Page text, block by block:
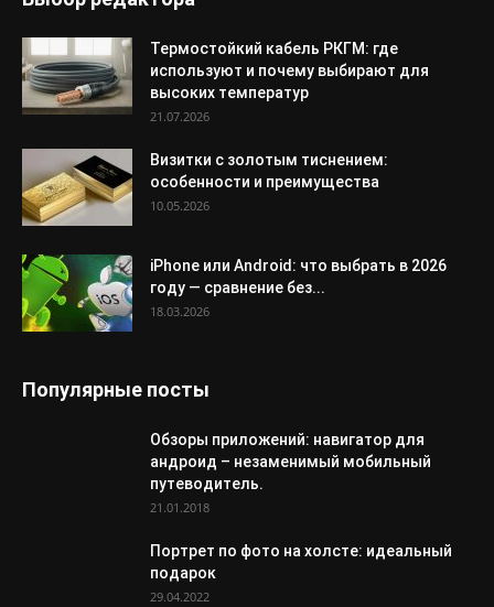
Термостойкий кабель РКГМ: где
используют и почему выбирают для
высоких температур
21.07.2026
Визитки с золотым тиснением:
особенности и преимущества
10.05.2026
iPhone или Android: что выбрать в 2026
году — сравнение без...
18.03.2026
Популярные посты
Обзоры приложений: навигатор для
андроид – незаменимый мобильный
путеводитель.
21.01.2018
Портрет по фото на холсте: идеальный
подарок
29.04.2022